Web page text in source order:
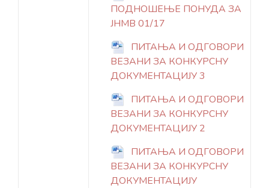
ПОДНОШЕЊЕ ПОНУДА ЗА
ЈНМВ 01/17
ПИТАЊА И ОДГОВОРИ
ВЕЗАНИ ЗА КОНКУРСНУ
ДОКУМЕНТАЦИЈУ 3
ПИТАЊА И ОДГОВОРИ
ВЕЗАНИ ЗА КОНКУРСНУ
ДОКУМЕНТАЦИЈУ 2
ПИТАЊА И ОДГОВОРИ
ВЕЗАНИ ЗА КОНКУРСНУ
ДОКУМЕНТАЦИЈУ